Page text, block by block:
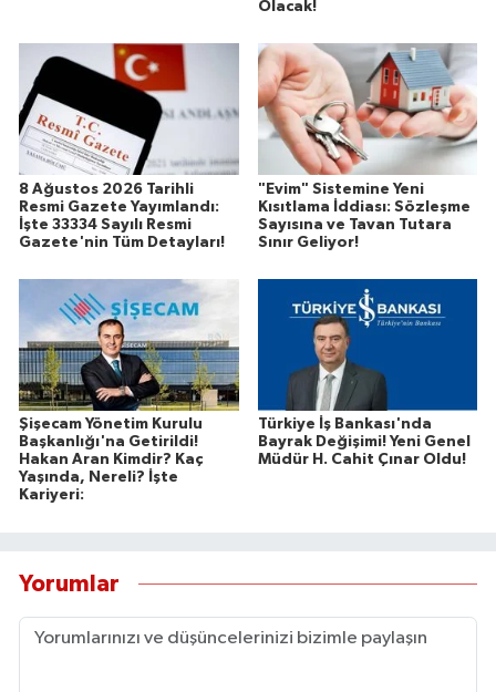
Olacak!
8 Ağustos 2026 Tarihli
Resmi Gazete Yayımlandı:
İşte 33334 Sayılı Resmi
Gazete'nin Tüm Detayları!
"Evim" Sistemine Yeni
Kısıtlama İddiası: Sözleşme
Sayısına ve Tavan Tutara
Sınır Geliyor!
Şişecam Yönetim Kurulu
Başkanlığı'na Getirildi!
Hakan Aran Kimdir? Kaç
Yaşında, Nereli? İşte
Kariyeri:
Türkiye İş Bankası'nda
Bayrak Değişimi! Yeni Genel
Müdür H. Cahit Çınar Oldu!
Yorumlar